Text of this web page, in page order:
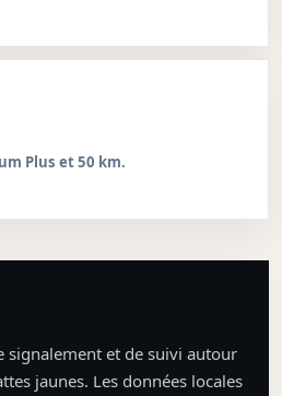
Plus et 50 km.
signalement et de suivi autour
jaunes. Les données locales